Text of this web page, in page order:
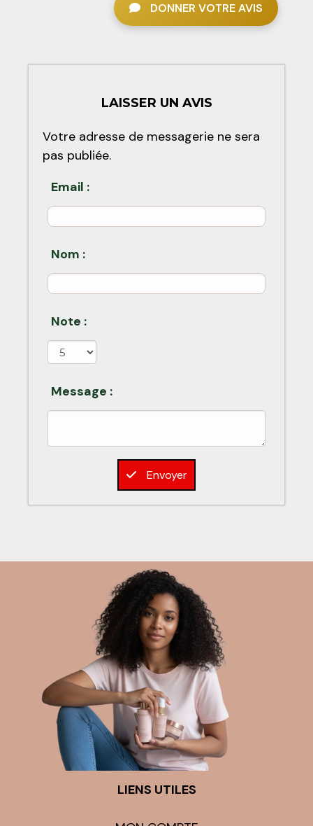
DONNER VOTRE AVIS
LAISSER UN AVIS
Votre adresse de messagerie ne sera
pas publiée.
Email :
Nom :
Note :
Message :
Envoyer
LIENS UTILES